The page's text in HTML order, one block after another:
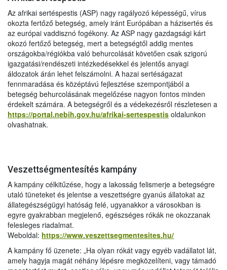
Az afrikai sertéspestis (ASP) nagy ragályozó képességű, vírus
okozta fertőző betegség, amely iránt Európában a házisertés és
az európai vaddisznó fogékony. Az ASP nagy gazdagsági kárt
okozó fertőző betegség, mert a betegségtől addig mentes
országokba/régiókba való behurcolását követően csak szigorú
igazgatási/rendészeti intézkedésekkel és jelentős anyagi
áldozatok árán lehet felszámolni. A hazai sertéságazat
fennmaradása és középtávú fejlesztése szempontjából a
betegség behurcolásának megelőzése nagyon fontos minden
érdekelt számára. A betegségről és a védekezésről részletesen a
https://portal.nebih.gov.hu/afrikai-sertespestis oldalunkon
olvashatnak.
Veszettségmentesítés kampány
A kampány célkitűzése, hogy a lakosság felismerje a betegségre
utaló tüneteket és jelentse a veszettségre gyanús állatokat az
állategészségügyi hatóság felé, ugyanakkor a városokban is
egyre gyakrabban megjelenő, egészséges rókák ne okozzanak
felesleges riadalmat.
Weboldal: https://www.veszettsegmentesites.hu/
A kampány fő üzenete: „Ha olyan rókát vagy egyéb vadállatot lát,
amely hagyja magát néhány lépésre megközelíteni, vagy támadó